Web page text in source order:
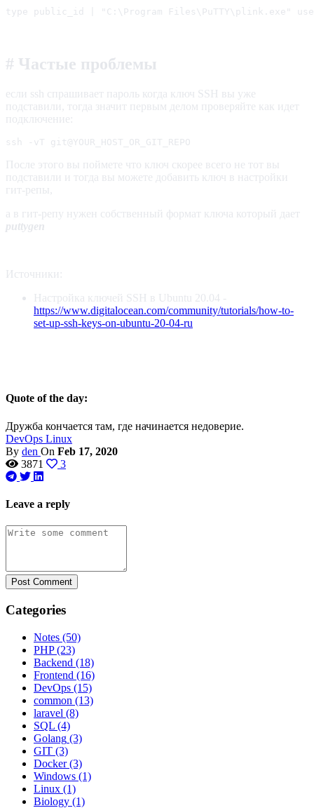
type public_id | "C:\Program Files\PuTTY\plink.exe"
# Частые проблемы
если ssh спрашивает пароль когда ключ SSH вы уже
подставили, тогда значит первым делом проверяйте как идет
подключение:
ssh -vT git@YOUR_HOST_OR_GIT_REPO
После этого вы поймете что ключ скорее всего не тот вы
подставили и тогда вы можете добавить ключ в настройки
гит-репы,
а в гит-репу нужен собственный формат ключа который дает
puttygen
Источники:
Настройка ключей SSH в Ubuntu 20.04 -
https://www.digitalocean.com/community/tutorials/how-to-
set-up-ssh-keys-on-ubuntu-20-04-ru
Quote of the day:
Дружба кончается там, где начинается недоверие.
DevOps Linux
By den On Feb 17, 2020
3871
3
Leave a reply
Post Comment
Categories
Notes (50)
PHP (23)
Backend (18)
Frontend (16)
DevOps (15)
common (13)
laravel (8)
SQL (4)
Golang (3)
GIT (3)
Docker (3)
Windows (1)
Linux (1)
Biology (1)